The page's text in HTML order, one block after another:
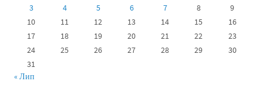
3
4 5 6 7 8
9
10
11 12 13 14 15
16
17
18 19 20 21 22
23
24
25 26 27 28 29
30
31
« Лип